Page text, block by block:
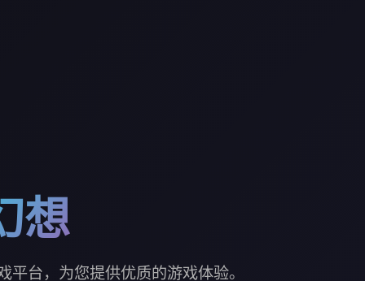
想
平台，为您提供优质的游戏体验。